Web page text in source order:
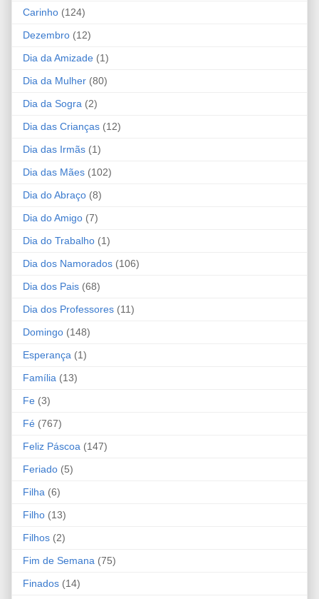
Carinho (124)
Dezembro (12)
Dia da Amizade (1)
Dia da Mulher (80)
Dia da Sogra (2)
Dia das Crianças (12)
Dia das Irmãs (1)
Dia das Mães (102)
Dia do Abraço (8)
Dia do Amigo (7)
Dia do Trabalho (1)
Dia dos Namorados (106)
Dia dos Pais (68)
Dia dos Professores (11)
Domingo (148)
Esperança (1)
Família (13)
Fe (3)
Fé (767)
Feliz Páscoa (147)
Feriado (5)
Filha (6)
Filho (13)
Filhos (2)
Fim de Semana (75)
Finados (14)